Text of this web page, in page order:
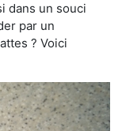
dans un souci
par un
? Voici